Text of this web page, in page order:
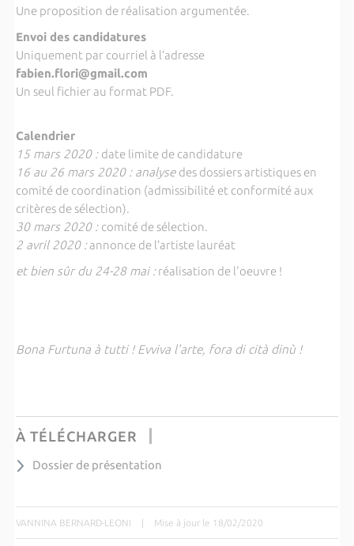
Une proposition de réalisation argumentée.
Envoi des candidatures
Uniquement par courriel à l’adresse
fabien.flori@gmail.com
Un seul fichier au format PDF.
Calendrier
15 mars 2020 : date limite de candidature
16 au 26 mars 2020 : analyse des dossiers artistiques en
comité de coordination (admissibilité et conformité aux
critères de sélection).
30 mars 2020 : comité de sélection.
2 avril 2020 :annonce de l’artiste lauréat
et bien sûr du 24-28 mai :réalisation de l'oeuvre !
Bona Furtuna à tutti ! Evviva l'arte, fora di cità dinù !
À TÉLÉCHARGER
Dossier de présentation
VANNINA BERNARD-LEONI | Mise à jour le 18/02/2020